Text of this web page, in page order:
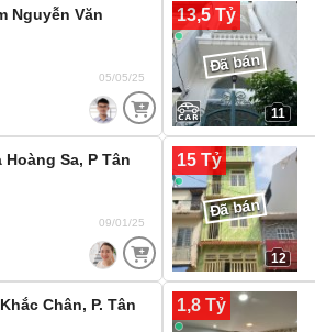
Nguyễn Văn
05/05/25
13,5 Tỷ
11
Đã bán
Sa, P Tân
09/01/25
15 Tỷ
12
Đã bán
Chân, P. Tân
1,8 Tỷ